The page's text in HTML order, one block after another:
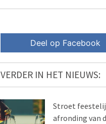
Deel op Facebook
VERDER IN HET NIEUWS:
Stroet
afronding van